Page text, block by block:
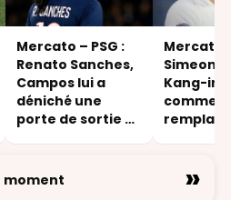
Mercato – PSG :
Renato Sanches,
Campos lui a
déniché une
porte de sortie –
Mercato –
Simeone
Kang-in
comme le
moment »